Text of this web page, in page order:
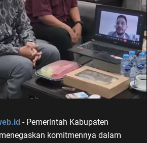
- Pemerintah Kabupaten
komitmennya dalam